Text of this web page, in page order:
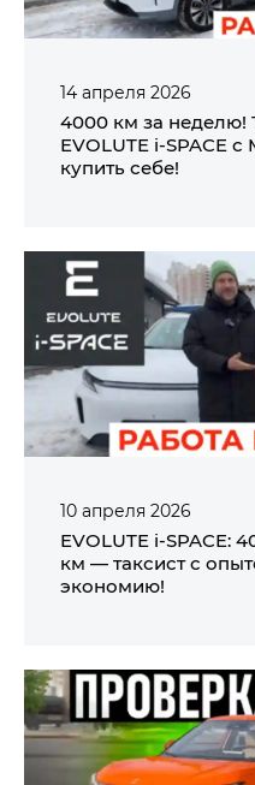
14 апреля 2026
4000 км за неделю!
EVOLUTE i‑SPACE
купить себе!
10 апреля 2026
EVOLUTE i‑SPACE:
км — таксист с
экономию!